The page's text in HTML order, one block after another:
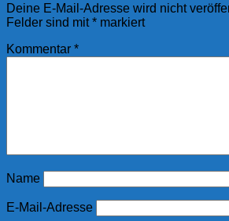
Deine E-Mail-Adresse wird nicht
Felder sind mit* markiert
Kommentar *
Name
E-Mail-Adresse